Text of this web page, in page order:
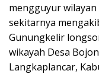
mengguyur
sekitarnya
Gunungkelir
wikayah Desa
Langkaplancar,